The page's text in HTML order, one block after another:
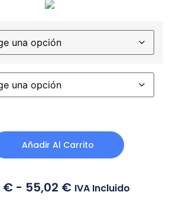
Añadir Al Carrito
€ - 55,02 € IVA Incluido